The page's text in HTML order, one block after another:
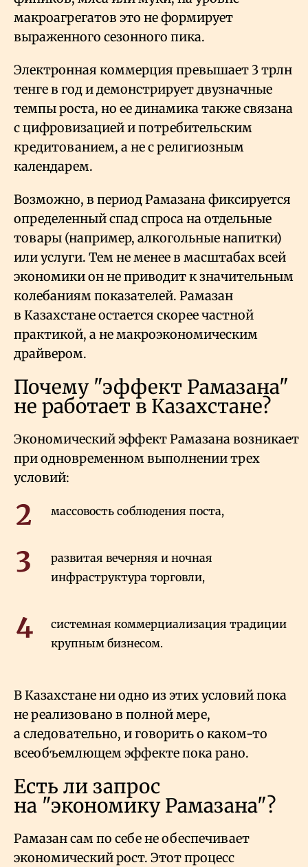
макроагрегатов это не формирует
выраженного сезонного пика.
Электронная коммерция превышает 3 трлн
тенге в год и демонстрирует двузначные
темпы роста, но ее динамика также связана
с цифровизацией и потребительским
кредитованием, а не с религиозным
календарем.
Возможно, в период Рамазана фиксируется
определенный спад спроса на отдельные
товары (например, алкогольные напитки)
или услуги. Тем не менее в масштабах всей
экономики он не приводит к значительным
колебаниям показателей. Рамазан
в Казахстане остается скорее частной
практикой, а не макроэкономическим
драйвером.
Почему "эффект Рамазана"
не работает в Казахстане?
Экономический эффект Рамазана возникает
при одновременном выполнении трех
условий:
массовость соблюдения поста,
развитая вечерняя и ночная
инфраструктура торговли,
системная коммерциализация традиции
крупным бизнесом.
В Казахстане ни одно из этих условий пока
не реализовано в полной мере,
а следовательно, и говорить о каком-то
всеобъемлющем эффекте пока рано.
Есть ли запрос
на "экономику Рамазана"?
Рамазан сам по себе не обеспечивает
экономический рост. Этот процесс